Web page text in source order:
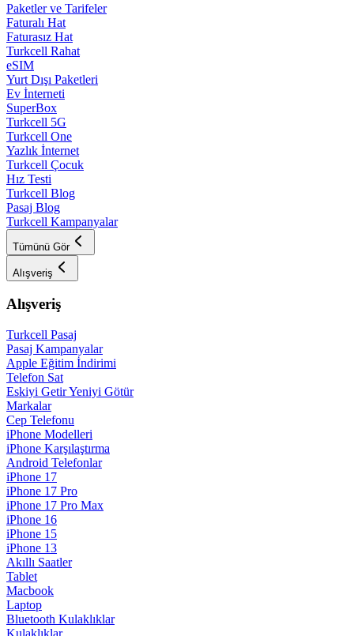
Paketler ve Tarifeler
Faturalı Hat
Faturasız Hat
Turkcell Rahat
eSIM
Yurt Dışı Paketleri
Ev İnterneti
SuperBox
Turkcell 5G
Turkcell One
Yazlık İnternet
Turkcell Çocuk
Hız Testi
Turkcell Blog
Pasaj Blog
Turkcell Kampanyalar
Tümünü Gör
Alışveriş
Alışveriş
Turkcell Pasaj
Pasaj Kampanyalar
Apple Eğitim İndirimi
Telefon Sat
Eskiyi Getir Yeniyi Götür
Markalar
Cep Telefonu
iPhone Modelleri
iPhone Karşılaştırma
Android Telefonlar
iPhone 17
iPhone 17 Pro
iPhone 17 Pro Max
iPhone 16
iPhone 15
iPhone 13
Akıllı Saatler
Tablet
Macbook
Laptop
Bluetooth Kulaklıklar
Kulaklıklar